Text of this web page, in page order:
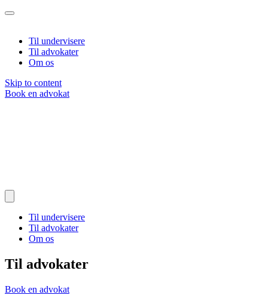
Til undervisere
Til advokater
Om os
Skip to content
Book en advokat
Til undervisere
Til advokater
Om os
Til advokater
Book en advokat